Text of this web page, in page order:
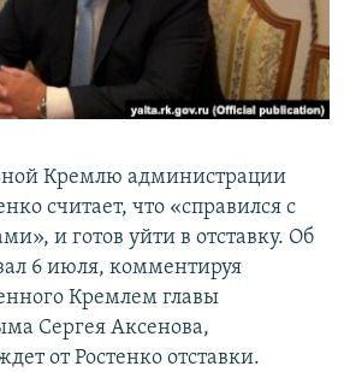
Кремлю администрации
считает, что «справился с
и готов уйти в отставку. Об
6 июля, комментируя
Кремлем главы
Сергея Аксенова,
от Ростенко отставки.